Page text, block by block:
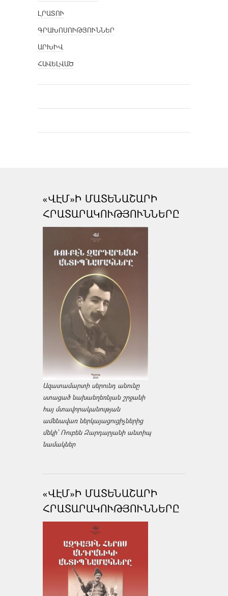
ԼՐԱՏՈՒ
ԳՐԱԽՈՍՈՒԹՅՈՒՆՆԵՐ
ԱՐԽԻՎ
ՀԱՎԵԼՎԱԾ
«ՎԷՄ»Ի ՄԱՏԵՆԱՇԱՐԻ
ՀՐԱՏԱՐԱԿՈՒԹՅՈՒՆՆԵՐԸ
Ազատամարտի սերունդ անունը
ստացած նախաեղեռնյան շրջանի
հայ մտավորականության
ամենավառ ներկայացուցիչներից
մեկի՝ Ռուբեն Զարդարյանի անտիպ
նամակներ
«ՎԷՄ»Ի ՄԱՏԵՆԱՇԱՐԻ
ՀՐԱՏԱՐԱԿՈՒԹՅՈՒՆՆԵՐԸ